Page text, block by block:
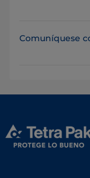
Comuníquese